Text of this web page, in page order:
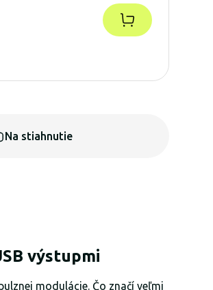
Na stiahnutie
výstupmi
modulácie. Čo značí veľmi